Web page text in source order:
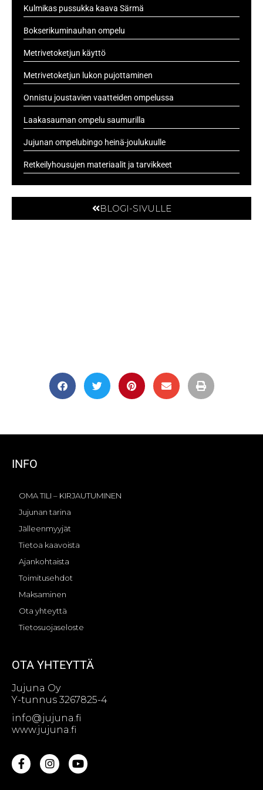
Kulmikas pussukka kaava Särmä
Bokserikuminauhan ompelu
Metrivetoketjun käyttö
Metrivetoketjun lukon pujottaminen
Onnistu joustavien vaatteiden ompelussa
Laakasauman ompelu saumurilla
Jujunan ompelubingo heinä-joulukuulle
Retkeilyhousujen materiaalit ja tarvikkeet
BLOGI-SIVULLE
INFO
OMA TILI – KIRJAUTUMINEN
Jujunan tarina
Jälleenmyyjät
Tietoa kaavoista
Ajankohtaista
Toimitusehdot
Maksaminen
Ota yhteyttä
Tietosuojaseloste
OTA YHTEYTTÄ
Jujuna Oy
Y-tunnus 3267825-4
info@jujuna.fi
www.jujuna.fi